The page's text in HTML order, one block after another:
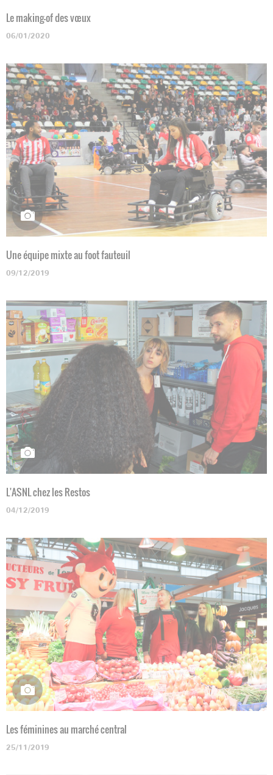
Le making-of des vœux
06/01/2020
Une équipe mixte au foot fauteuil
09/12/2019
L'ASNL chez les Restos
04/12/2019
Les féminines au marché central
25/11/2019